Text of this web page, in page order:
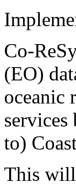
Co-
(EO)
oceanic
services
to)
This will